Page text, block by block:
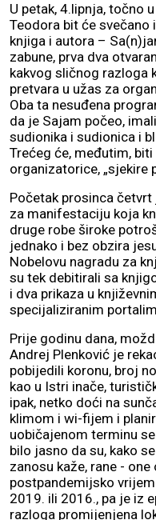
U petak, 4.lipnja, točno
Teodora bit će
knjiga i autora –
zabune, prva dva
kakvog sličnog razloga
pretvara u užas za
Oba ta nesuđena
da je Sajam počeo,
sudionika i sudionica i
Trećeg će, međutim, biti
organizatorice, „sjekire
Početak prosinca
za manifestaciju koja
druge robe široke
jednako i bez obzira
Nobelovu nagradu za
su tek debitirali sa
i dva prikaza u
specijaliziranim
Prije godinu dana,
Andrej Plenković je
pobijedili koronu, broj
kao u Istri inače,
ipak, netko doći na
klimom i wi-fijem i
uobičajenom terminu
bilo jasno da su, kako
zanosu kaže, rane -
postpandemijsko
2019. ili 2016., pa je iz
razloga promijenjena